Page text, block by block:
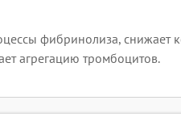
фибринолиза, снижает
агрегацию тромбоцитов.